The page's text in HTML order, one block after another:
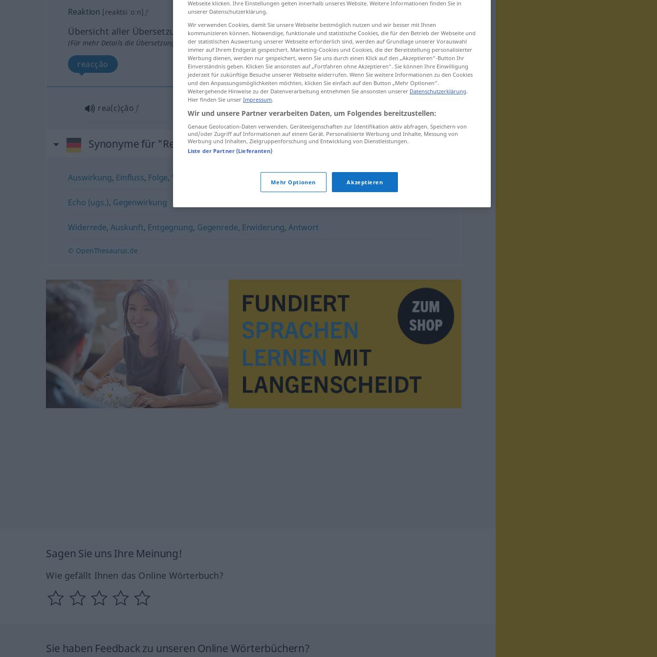
Reaktion [reaktsiˈoːn] f
Übersicht aller Übersetzungen
(Für mehr Details die Übersetzung anklicken/antippen)
reacção
rea(c)ção f Reaktion
Synonyme für "Reaktion"
Auswirkung, Einfluss, Folge, Wirkung
Echo (ugs.), Gegenwirkung
Widerrede,Auskunft, Entgegnung, Gegenrede, Erwiderung,Antwort
© OpenThesaurus.de
Sagen Sie uns Ihre Meinung!
Wie gefällt Ihnen das Online Wörterbuch?
Sie haben Feedback zu unseren Online Wörterbüchern?
Webseite klicken. Ihre Einstellungen gelten innerhalb unseres Website. Weitere Informationen finden Sie in
unserer Datenschutzerklärung.
Wir verwenden Cookies, damit Sie unsere Webseite bestmöglich nutzen und wir besser mit Ihnen
kommunizieren können. Notwendige, funktionale und statistische Cookies, die für den Betrieb der Webseite und
der statistischen Auswertung unserer Webseite erforderlich sind, werden auf Grundlage unserer Vorauswahl
immer auf Ihrem Endgerät gespeichert. Marketing-Cookies und Cookies, die der Bereitstellung personalisierter
Werbung dienen, werden nur gespeichert, wenn Sie uns durch einen Klick auf den „Akzeptieren“-Button Ihr
Einverständnis geben. Klicken Sie ansonsten auf „Fortfahren ohne Akzeptieren“. Sie können Ihre Einwilligung
jederzeit für zukünftige Besuche unserer Webseite widerrufen. Wenn Sie weitere Informationen zu den Cookies
und den Anpassungsmöglichkeiten möchten, klicken Sie einfach auf den Button „Mehr Optionen“.
Weitergehende Hinweise zu der Datenverarbeitung entnehmen Sie ansonsten unserer Datenschutzerklärung.
Hier finden Sie unser Impressum.
Wir und unsere Partner verarbeiten Daten, um Folgendes bereitzustellen:
Genaue Geolocation-Daten verwenden. Geräteeigenschaften zur Identifikation aktiv abfragen. Speichern von
und/oder Zugriff auf Informationen auf einem Gerät. Personalisierte Werbung und Inhalte, Messung von
Werbung und Inhalten, Zielgruppenforschung und Entwicklung von Dienstleistungen.
Liste der Partner (Lieferanten)
Mehr Optionen Akzeptieren